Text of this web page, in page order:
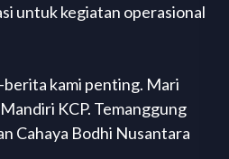
untuk kegiatan operasional
berita kami penting. Mari
KCP. Temanggung
Cahaya Bodhi Nusantara